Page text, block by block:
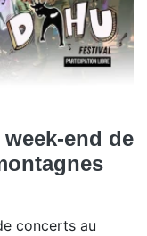
end de
concerts au